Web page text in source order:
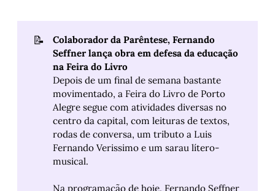
📝
Colaborador da Parêntese, Fernando
Seffner lança obra em defesa da educação
na Feira do Livro
Depois de um final de semana bastante
movimentado, a Feira do Livro de Porto
Alegre segue com atividades diversas no
centro da capital, com leituras de textos,
rodas de conversa, um tributo a Luis
Fernando Verissimo e um sarau lítero-
musical.
Na programação de hoje, Fernando Seffner